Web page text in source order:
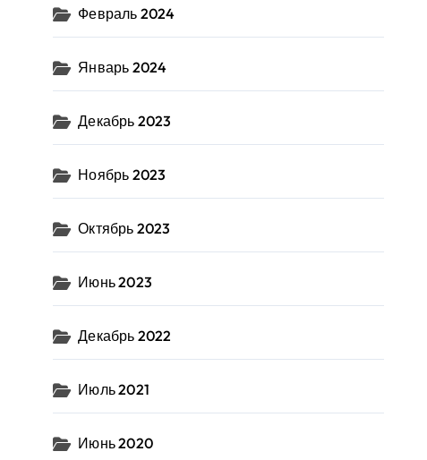
Февраль 2024
Январь 2024
Декабрь 2023
Ноябрь 2023
Октябрь 2023
Июнь 2023
Декабрь 2022
Июль 2021
Июнь 2020